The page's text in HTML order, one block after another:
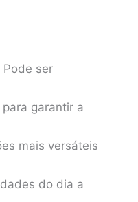
ser
garantir a
mais versáteis
do dia a